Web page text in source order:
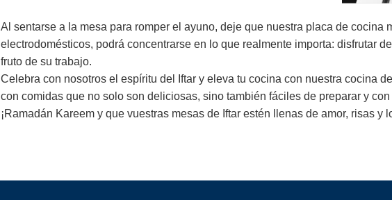
Al sentarse a la mesa para romper el ayuno, deje que nuestra placa de cocina
electrodomésticos, podrá concentrarse en lo que realmente importa: disfrutar
fruto de su trabajo.
Celebra con nosotros el espíritu del Iftar y eleva tu cocina con nuestra cocina
con comidas que no solo son deliciosas, sino también fáciles de preparar y
¡Ramadán Kareem y que vuestras mesas de Iftar estén llenas de amor, risas y